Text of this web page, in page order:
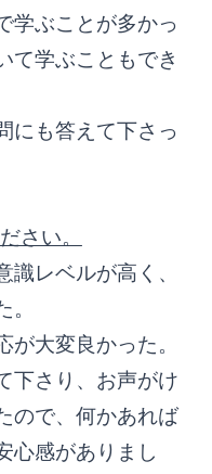
学ぶことが多かっ
て学ぶこともでき
にも答えて下さっ
さい。
レベルが高く、
が大変良かった。
下さり、お声がけ
ので、何かあれば
心感がありまし